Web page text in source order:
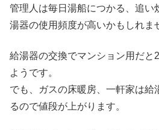
管理人は毎日湯船につかる、追い
湯器の使用頻度が高いかもしれま
給湯器の交換でマンション用だと
ようです。
でも、ガスの床暖房、一軒家は給
るので値段が上がります。